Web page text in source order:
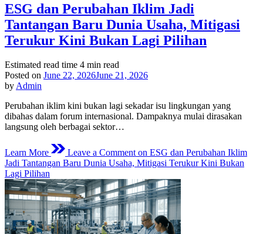
ESG dan Perubahan Iklim Jadi
Tantangan Baru Dunia Usaha, Mitigasi
Terukur Kini Bukan Lagi Pilihan
Estimated read time 4 min read
Posted on June 22, 2026June 21, 2026
byAdmin
Perubahan iklim kini bukan lagi sekadar isu lingkungan yang
dibahas dalam forum internasional. Dampaknya mulai dirasakan
langsung oleh berbagai sektor…
Learn More Leave a Commenton ESG dan Perubahan Iklim
Jadi Tantangan Baru Dunia Usaha, Mitigasi Terukur Kini Bukan
Lagi Pilihan